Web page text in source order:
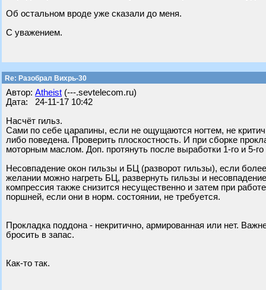
Об остальном вроде уже сказали до меня.
С уважением.
Re: Разобрал Вихрь-30
Автор: Atheist (---.sevtelecom.ru)
Дата: 24-11-17 10:42
Насчёт гильз.
Сами по себе царапины, если не ощущаются ногтем, не
либо поведена. Проверить плоскостность. И при сборке
моторным маслом. Доп. протянуть после выработки 1-го и 5-го
Несовпадение окон гильзы и БЦ (разворот гильзы), если
желании можно нагреть БЦ, развернуть гильзы и
компрессия также снизится несущественно и затем при
поршней, если они в норм. состоянии, не требуется.
Прокладка поддона - некритично, армированная или нет.
бросить в запас.
Как-то так.